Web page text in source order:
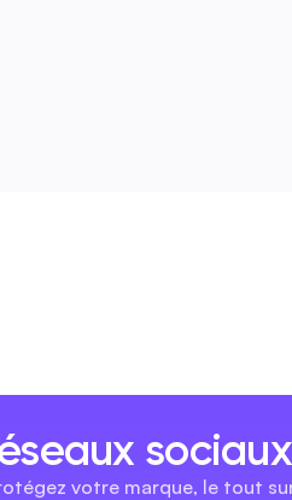
sociaux
votre marque, le tout